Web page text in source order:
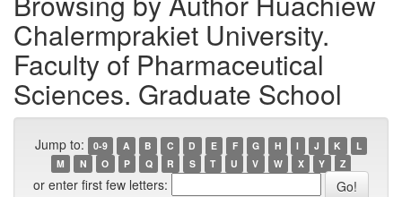
Chalermprakiet University.
Faculty of Pharmaceutical
Sciences. Graduate School
Jump to: 0-9 A B C D E F G H I J K
L
M
N O P Q R S T U V W X Y Z
or enter first few letters: